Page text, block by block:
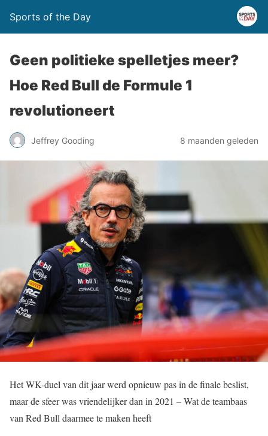
Sports of the Day
Geen politieke spelletjes meer?
Hoe Red Bull de Formule 1
revolutioneert
Jeffrey Gooding 8 maanden geleden
Het WK-duel van dit jaar werd opnieuw pas in de finale beslist,
maar de sfeer was vriendelijker dan in 2021 – Wat de teambaas
van Red Bull daarmee te maken heeft